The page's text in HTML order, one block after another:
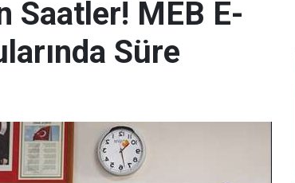
Saatler! MEB E-
Süre